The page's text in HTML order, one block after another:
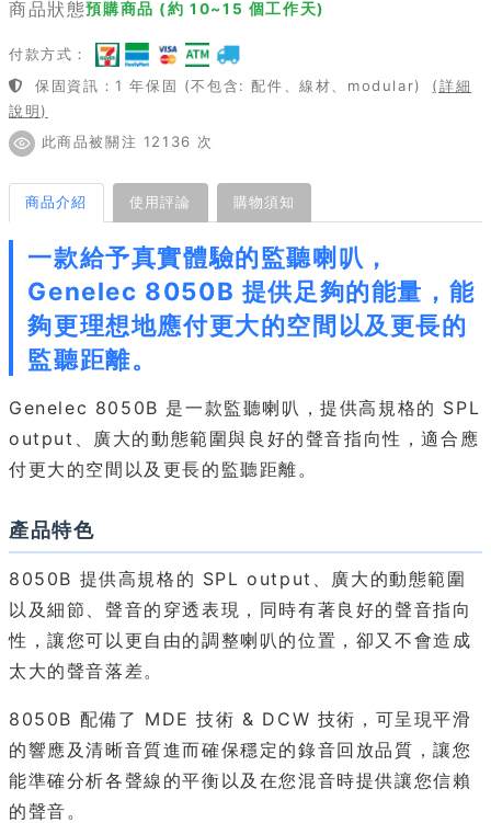
商品狀態預購商品 (約 10~15 個工作天)
付款方式：
保固資訊：1 年保固 (不包含: 配件、線材、modular)
(詳細
說明)
此商品被關注 12136 次
商品介紹 使用評論 購物須知
一款給予真實體驗的監聽喇叭，
Genelec 8050B 提供足夠的能量，能
夠更理想地應付更大的空間以及更長的
監聽距離。
Genelec 8050B 是一款監聽喇叭，提供高規格的 SPL
output、廣大的動態範圍與良好的聲音指向性，適合應
付更大的空間以及更長的監聽距離。
產品特色
8050B 提供高規格的 SPL output、廣大的動態範圍
以及細節、聲音的穿透表現，同時有著良好的聲音指向
性，讓您可以更自由的調整喇叭的位置，卻又不會造成
太大的聲音落差。
8050B 配備了 MDE 技術 & DCW 技術，可呈現平滑
的響應及清晰音質進而確保穩定的錄音回放品質，讓您
能準確分析各聲線的平衡以及在您混音時提供讓您信賴
的聲音。